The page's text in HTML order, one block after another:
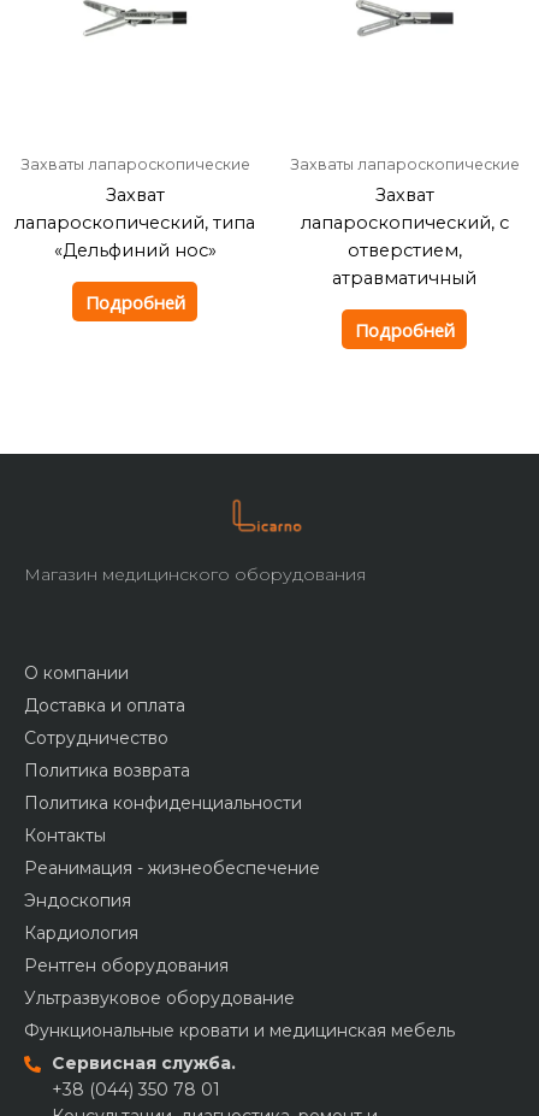
Захваты лапароскопические
Захват
лапароскопический, типа
«Дельфиний нос»
Подробней
Захваты лапароскопические
Захват
лапароскопический, с
отверстием,
атравматичный
Подробней
Магазин медицинского оборудования
О компании
Доставка и оплата
Сотрудничество
Политика возврата
Политика конфиденциальности
Контакты
Реанимация - жизнеобеспечение
Эндоскопия
Кардиология
Рентген оборудования
Ультразвуковое оборудование
Функциональные кровати и медицинская мебель
Сервисная служба.
+38 (044) 350 78 01